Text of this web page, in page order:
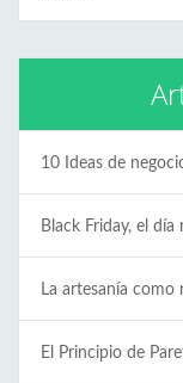
10 Ideas de
Black Friday, el
La artesanía como
El Principio de